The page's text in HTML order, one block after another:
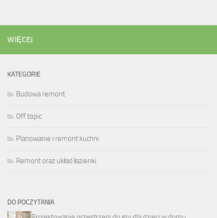
WIĘCEJ
KATEGORIE
Budowa remont
Off topic
Planowanie i remont kuchni
Remont oraz układ łazienki
DO POCZYTANIA